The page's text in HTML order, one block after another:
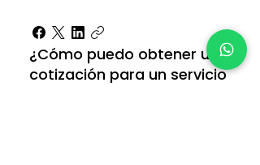
¿Cómo puedo obtener una
cotización para un servicio